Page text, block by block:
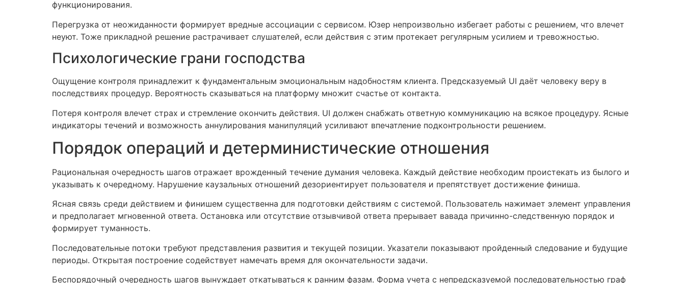
функционирования.
Перегрузка от неожиданности формирует вредные ассоциации с сервисом. Юзер непроизвольно избегает работы с решением, что влечет
неуют. Тоже прикладной решение растрачивает слушателей, если действия с этим протекает регулярным усилием и тревожностью.
Психологические грани господства
Ощущение контроля принадлежит к фундаментальным эмоциональным надобностям клиента. Предсказуемый UI даёт человеку веру в
последствиях процедур. Вероятность сказываться на платформу множит счастье от контакта.
Потеря контроля влечет страх и стремление окончить действия. UI должен снабжать ответную коммуникацию на всякое процедуру. Ясные
индикаторы течений и возможность аннулирования манипуляций усиливают впечатление подконтрольности решением.
Порядок операций и детерминистические отношения
Рациональная очередность шагов отражает врожденный течение думания человека. Каждый действие необходим проистекать из былого и
указывать к очередному. Нарушение каузальных отношений дезориентирует пользователя и препятствует достижение финиша.
Ясная связь среди действием и финишем существенна для подготовки действиям с системой. Пользователь нажимает элемент управления
и предполагает мгновенной ответа. Остановка или отсутствие отзывчивой ответа прерывает вавада причинно-следственную порядок и
формирует туманность.
Последовательные потоки требуют представления развития и текущей позиции. Указатели показывают пройденный следование и будущие
периоды. Открытая построение содействует намечать время для окончательности задачи.
Беспорядочный очередность шагов вынуждает откатываться к ранним фазам. Форма учета с непредсказуемой последовательностью граф